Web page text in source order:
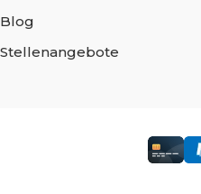
Blog
Stellenangebote